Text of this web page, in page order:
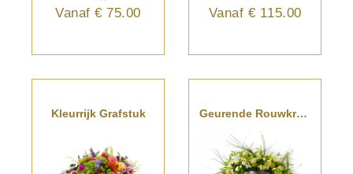
Vanaf € 75.00 Vanaf € 115.00
Kleurrijk Grafstuk Geurende Rouwkrans